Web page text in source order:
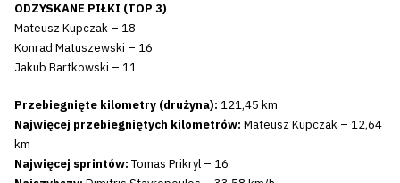
ODZYSKANE PIŁKI (TOP 3)
Mateusz Kupczak – 18
Konrad Matuszewski – 16
Jakub Bartkowski – 11
Przebiegnięte kilometry (drużyna): 121,45 km
Najwięcej przebiegniętych kilometrów: Mateusz Kupczak – 12,64
km
Najwięcej sprintów: Tomas Prikryl – 16